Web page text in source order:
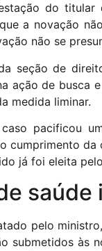
do
a novação
não se
seção de
ação de busca
medida liminar.
pacificou
cumprimento
já foi eleita
pelo
submetidos às